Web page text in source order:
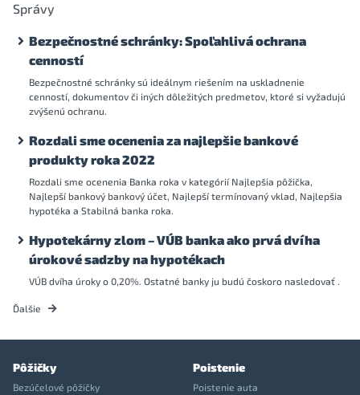
Správy
Bezpečnostné schránky: Spoľahlivá ochrana
cenností
Bezpečnostné schránky sú ideálnym riešením na uskladnenie
cenností, dokumentov či iných dôležitých predmetov, ktoré si vyžadujú
zvýšenú ochranu.
Rozdali sme ocenenia za najlepšie bankové
produkty roka 2022
Rozdali sme ocenenia Banka roka v kategórií Najlepšia pôžička,
Najlepší bankový bankový účet, Najlepší termínovaný vklad, Najlepšia
hypotéka a Stabilná banka roka.
Hypotekárny zlom – VÚB banka ako prvá dvíha
úrokové sadzby na hypotékach
VÚB dvíha úroky o 0,20%. Ostatné banky ju budú čoskoro nasledovať .
Ďalšie
Pôžičky
Bezúčelové pôžičky
Poistenie
Poistenie auta